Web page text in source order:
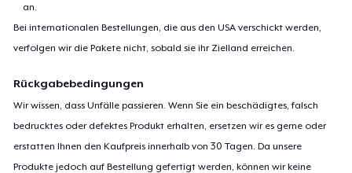
an.
Bei internationalen Bestellungen, die aus den USA verschickt werden,
verfolgen wir die Pakete nicht, sobald sie ihr Zielland erreichen.
Rückgabebedingungen
Wir wissen, dass Unfälle passieren. Wenn Sie ein beschädigtes, falsch
bedrucktes oder defektes Produkt erhalten, ersetzen wir es gerne oder
erstatten Ihnen den Kaufpreis innerhalb von 30 Tagen. Da unsere
Produkte jedoch auf Bestellung gefertigt werden, können wir keine